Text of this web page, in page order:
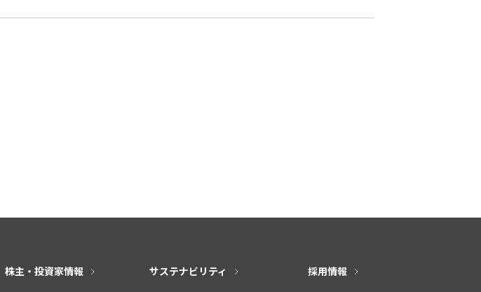
株主・投資家情報 サステナビリティ 採用情報